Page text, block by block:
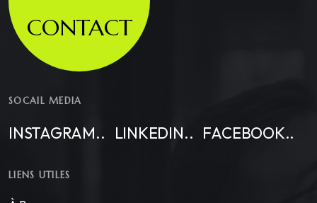
CONTACT
SOCAIL MEDIA
INSTAGRAM.. LINKEDIN.. FACEBOOK..
LIENS UTILES